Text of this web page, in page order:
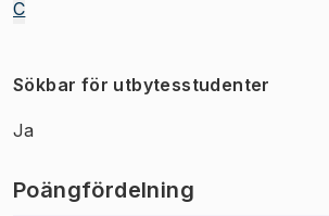
C
Sökbar för utbytesstudenter
Ja
Poängfördelning